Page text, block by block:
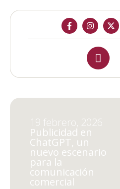
19 febrero, 2026
Publicidad en
ChatGPT, un
nuevo escenario
para la
comunicación
comercial